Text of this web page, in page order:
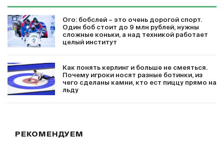
Ого: бобслей – это очень дорогой спорт.
Один боб стоит до 9 млн рублей, нужны
сложные коньки, а над техникой работает
целый институт
Как понять керлинг и больше не смеяться.
Почему игроки носят разные ботинки, из
чего сделаны камни, кто ест пиццу прямо на
льду
РЕКОМЕНДУЕМ